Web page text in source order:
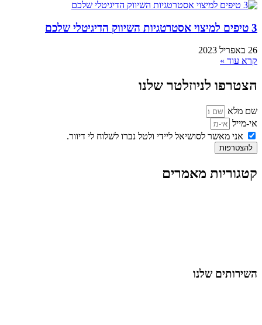
3 טיפים למיצוי אסטרטגיות השיווק הדיגיטלי שלכם
26 באפריל 2023
קרא עוד »
הצטרפו לניוזלטר שלנו
שם מלא
אי-מייל
אני מאשר לסושיאל ליידי ולטל נברו לשלוח לי דיוור.
להצטרפות
קטגוריות מאמרים
השירותים שלנו